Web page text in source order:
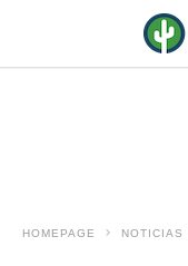
HOMEPAGE NOTICIAS